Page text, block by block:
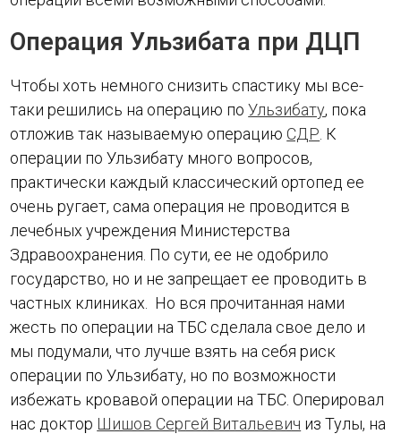
Операция Ульзибата при ДЦП
Чтобы хоть немного снизить спастику мы все-
таки решились на операцию поУльзибату, пока
отложив так называемую операцию СДР . К
операции по Ульзибату много вопросов,
практически каждый классический ортопед ее
очень ругает, сама операция не проводится в
лечебных учреждения Министерства
Здравоохранения. По сути, ее не одобрило
государство, но и не запрещает ее проводить в
частных клиниках. Но вся прочитанная нами
жесть по операции на ТБС сделала свое дело и
мы подумали, что лучше взять на себя риск
операции по Ульзибату, но по возможности
избежать кровавой операции на ТБС. Оперировал
нас доктор Шишов Сергей Витальевич из Тулы, на